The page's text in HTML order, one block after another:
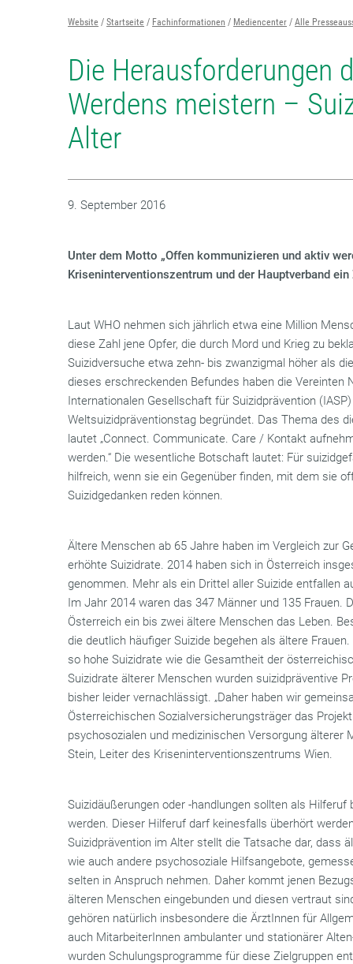
Website Startseite Fachinformationen Mediencenter Alle
Die Herausforderungen
Werdens meistern –
Alter
9. September 2016
Unter dem Motto „Offen kommunizieren und aktiv
Kriseninterventionszentrum und der Hauptverband ein
Laut WHO nehmen sich jährlich etwa eine Million
diese Zahl jene Opfer, die durch Mord und Krieg zu
Suizidversuche etwa zehn- bis zwanzigmal höher als
dieses erschreckenden Befundes haben die Vereinten
Internationalen Gesellschaft für Suizidprävention
Weltsuizidpräventionstag begründet. Das Thema des
lautet „Connect. Communicate. Care / Kontakt
werden.“ Die wesentliche Botschaft lautet: Für
hilfreich, wenn sie ein Gegenüber finden, mit dem sie
Suizidgedanken reden können.
Ältere Menschen ab 65 Jahre haben im Vergleich zur
erhöhte Suizidrate. 2014 haben sich in Österreich
genommen. Mehr als ein Drittel aller Suizide entfallen
Im Jahr 2014 waren das 347 Männer und 135 Frauen.
Österreich ein bis zwei ältere Menschen das Leben.
die deutlich häufiger Suizide begehen als ältere
so hohe Suizidrate wie die Gesamtheit der
Suizidrate älterer Menschen wurden suizidpräventive
bisher leider vernachlässigt. „Daher haben wir
Österreichischen Sozialversicherungsträger das
psychosozialen und medizinischen Versorgung älterer
Stein, Leiter des Kriseninterventionszentrums Wien.
Suizidäußerungen oder -handlungen sollten als
werden. Dieser Hilferuf darf keinesfalls überhört
Suizidprävention im Alter stellt die Tatsache dar, dass
wie auch andere psychosoziale Hilfsangebote,
selten in Anspruch nehmen. Daher kommt jenen
älteren Menschen eingebunden und diesen vertraut
gehören natürlich insbesondere die ÄrztInnen für
auch MitarbeiterInnen ambulanter und stationärer
wurden Schulungsprogramme für diese Zielgruppen